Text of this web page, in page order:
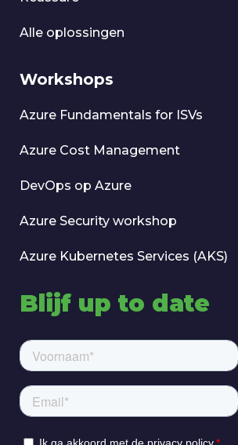
Alle oplossingen
Workshops
Azure Fundamentals for ISVs
Azure Cost Management
DevOps op Azure
Azure Security workshop
Azure Kubernetes Services (AKS)
Blijf up to date